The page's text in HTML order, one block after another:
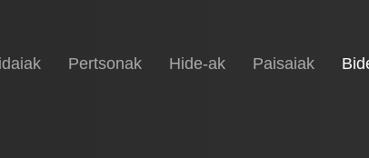
Hasiera
Pertsonak Hide-ak Paisaiak